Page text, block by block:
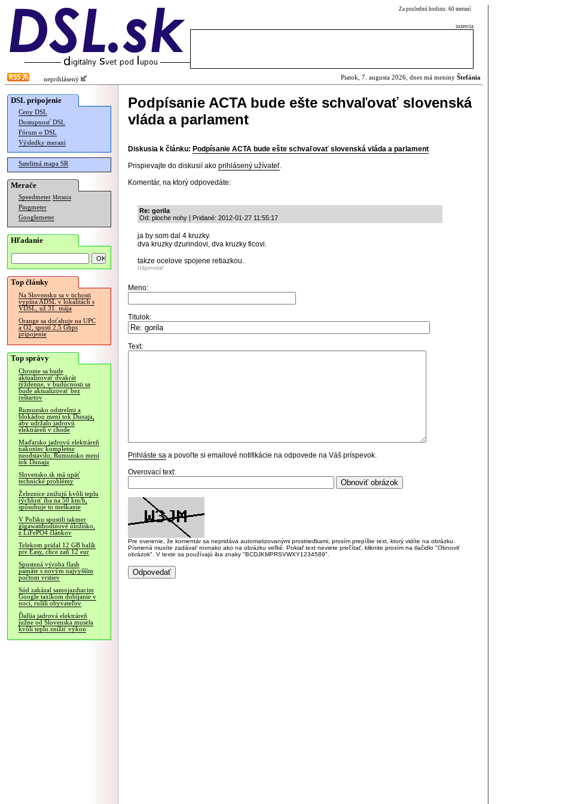
Za poslednú hodinu: 60 meraní
inzercia
neprihlásený Piatok, 7. augusta 2026, dnes má meniny Štefánia
DSL pripojenie
Ceny DSL
Dostupnosť DSL
Fórum o DSL
Výsledky meraní
Satelitná mapa SR
Merače
Speedmeter Merania
Pingmeter
Googlemeter
Hľadanie
Top články
Na Slovensku sa v tichosti
vypína ADSL v lokalitách s
VDSL, už 31. mája
Orange sa doťahuje na UPC
a O2, spustí 2.5 Gbps
pripojenie
Top správy
Chrome sa bude
aktualizovať dvakrát
týždenne, v budúcnosti sa
bude aktualizovať bez
reštartov
Rumunsko odstrelmi a
blokádou mení tok Dunaja,
aby udržalo jadrovú
elektráreň v chode
Maďarsko jadrovú elektráreň
nakoniec kompletne
neodstavilo, Rumunsko mení
tok Dunaja
Slovensko.sk má opäť
technické problémy
Železnice znižujú kvôli teplu
rýchlosť iba na 50 km/h,
spôsobuje to meškanie
V Poľsku spustili takmer
gigawatthodinové úložisko,
z LiFePO4 článkov
Telekom pridal 12 GB balík
pre Easy, chce zaň 12 eur
Spustená výroba flash
pamäte s novým najvyšším
počtom vrstiev
Súd zakázal samojazdiacim
Google taxíkom dobíjanie v
noci, rušili obyvateľov
Ďalšia jadrová elektráreň
južne od Slovenska musela
kvôli teplu znížiť výkon
Podpísanie ACTA bude ešte schvaľovať slovenská
vláda a parlament
Diskusia k článku: Podpísanie ACTA bude ešte schvaľovať slovenská vláda a parlament
Prispievajte do diskusií ako prihlásený užívateľ.
Komentár, na ktorý odpovedáte:
Re: gorila
Od: ploche nohy | Pridané: 2012-01-27 11:55:17
ja by som dal 4 kruzky.
dva kruzky dzurindovi, dva kruzky ficovi.
takze ocelove spojene retiazkou.
Odpovedať
Meno:
Titulok:
Text:
Prihláste sa a povoľte si emailové notifikácie na odpovede na Váš príspevok.
Overovací text:
Pre overenie, že komentár sa nepridáva automatizovanými prostriedkami, prosím prepíšte text, ktorý vidíte na obrázku.
Písmená musíte zadávať rovnako ako na obrázku veľké. Pokiaľ text neviete prečítať, kliknite prosím na tlačidlo "Obnoviť
obrázok". V texte sa používajú iba znaky "BCDJKMPRSVWXY1234589".